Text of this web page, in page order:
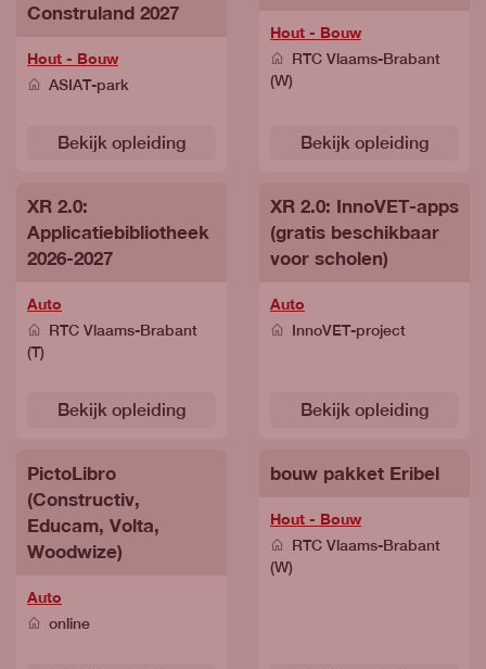
Construland 2027
Hout - Bouw
ASIAT-park
Bekijk opleiding
Hout - Bouw
RTC Vlaams-Brabant
(W)
Bekijk opleiding
XR 2.0:
Applicatiebibliotheek
2026-2027
Auto
RTC Vlaams-Brabant
(T)
Bekijk opleiding
XR 2.0: InnoVET-apps
(gratis beschikbaar
voor scholen)
Auto
InnoVET-project
Bekijk opleiding
PictoLibro
(Constructiv,
Educam, Volta,
Woodwize)
Auto
online
bouw pakket Eribel
Hout - Bouw
RTC Vlaams-Brabant
(W)